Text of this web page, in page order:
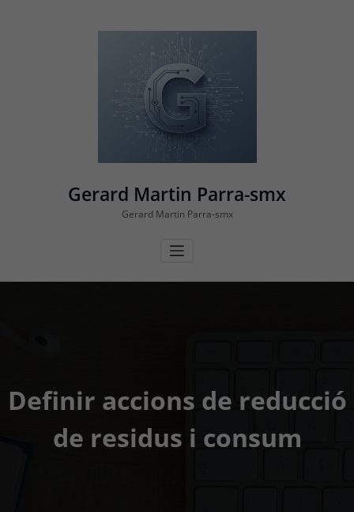
Gerard Martin Parra-smx
Gerard Martin Parra-smx
Definir accions de reducció
de residus i consum